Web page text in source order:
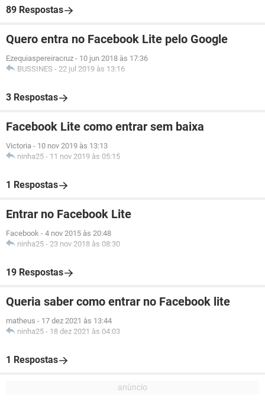
89 Respostas
Quero entra no Facebook Lite pelo Google
Ezequiaspereiracruz - 10 jun 2018 às 17:36
BUSSINES - 22 jul 2019 às 13:16
3 Respostas
Facebook Lite como entrar sem baixa
Victoria - 10 nov 2019 às 13:13
ninha25 - 11 nov 2019 às 05:15
1 Respostas
Entrar no Facebook Lite
Facebook - 4 nov 2015 às 20:48
ninha25 - 23 nov 2018 às 08:30
19 Respostas
Queria saber como entrar no Facebook lite
matheus - 17 dez 2021 às 13:44
ninha25 - 18 dez 2021 às 04:03
1 Respostas